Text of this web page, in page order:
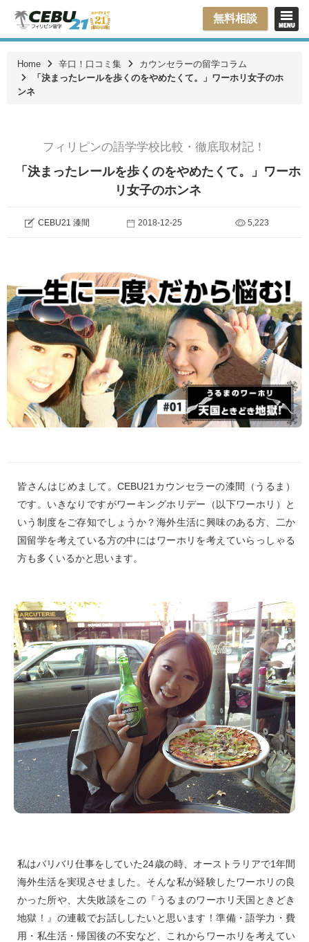
無料相談
Home 辛口！口コミ集
カウンセラーの留学コラム
「決まったレールを歩くのをやめたくて。」ワーホリ女子のホ
ンネ
フィリピンの語学学校比較・徹底取材記！
「決まったレールを歩くのをやめたくて。」ワーホ
リ女子のホンネ
CEBU21 漆間 2018-12-25 5,223
皆さんはじめまして。CEBU21カウンセラーの漆間（うるま）
です。いきなりですがワーキングホリデー（以下ワーホリ）と
いう制度をご存知でしょうか？海外生活に興味のある方、二か
国留学を考えている方の中にはワーホリを考えていらっしゃる
方も多くいるかと思います。
私はバリバリ仕事をしていた24歳の時、オーストラリアで1年間
海外生活を実現させました。そんな私が経験したワーホリの良
かった所や、大失敗談をこの『うるまのワーホリ天国ときどき
地獄！』の連載でお話ししたいと思います！準備・語学力・費
用・私生活・帰国後の不安など、これからワーホリを考えてい